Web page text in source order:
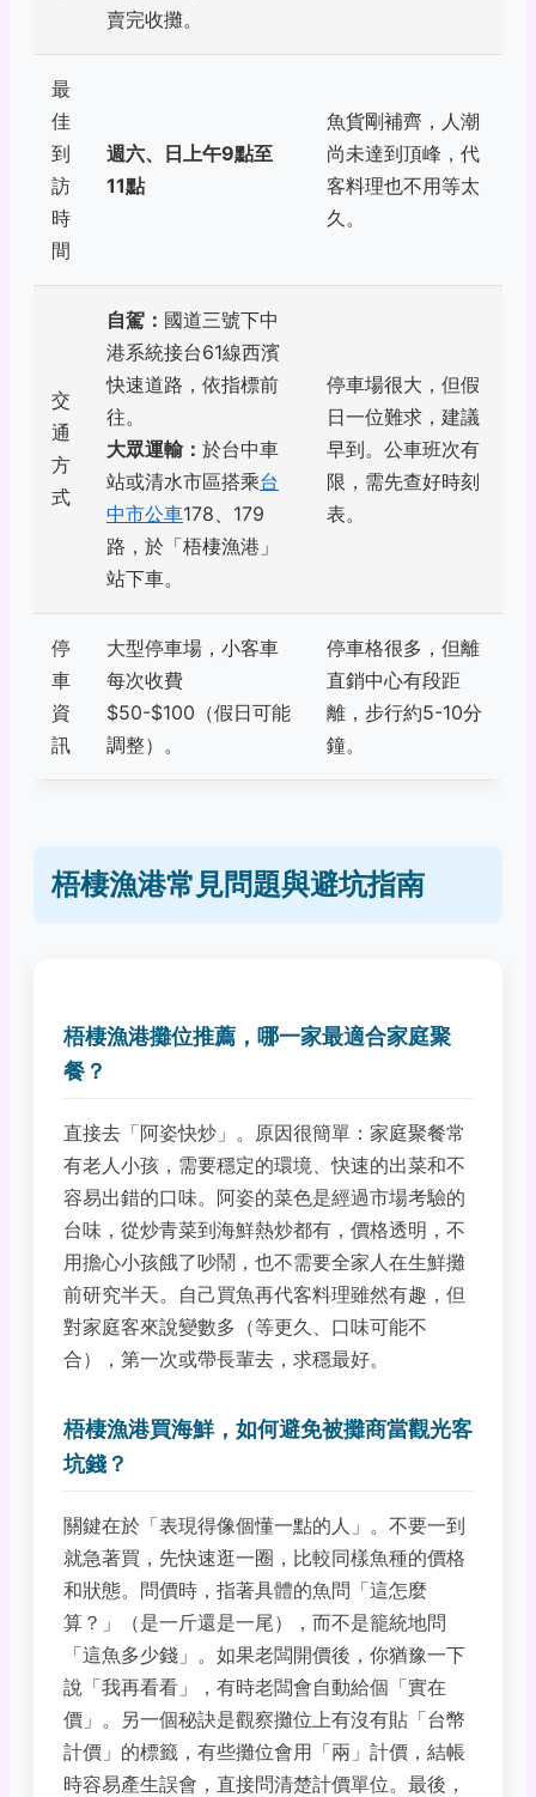
賣完收攤。
最
佳
到
訪
時
間
週六、日上午9點至
11點
魚貨剛補齊，人潮
尚未達到頂峰，代
客料理也不用等太
久。
交
通
方
式
自駕： 國道三號下中
港系統接台61線西濱
快速道路，依指標前
往。
大眾運輸： 於台中車
站或清水市區搭乘台
中市公車178、179
路，於「梧棲漁港」
站下車。
停車場很大，但假
日一位難求，建議
早到。公車班次有
限，需先查好時刻
表。
停
車
資
訊
大型停車場，小客車
每次收費
$50-$100（假日可能
調整）。
停車格很多，但離
直銷中心有段距
離，步行約5-10分
鐘。
梧棲漁港常見問題與避坑指南
梧棲漁港攤位推薦，哪一家最適合家庭聚
餐？
直接去「阿姿快炒」。原因很簡單：家庭聚餐常
有老人小孩，需要穩定的環境、快速的出菜和不
容易出錯的口味。阿姿的菜色是經過市場考驗的
台味，從炒青菜到海鮮熱炒都有，價格透明，不
用擔心小孩餓了吵鬧，也不需要全家人在生鮮攤
前研究半天。自己買魚再代客料理雖然有趣，但
對家庭客來說變數多（等更久、口味可能不
合），第一次或帶長輩去，求穩最好。
梧棲漁港買海鮮，如何避免被攤商當觀光客
坑錢？
關鍵在於「表現得像個懂一點的人」。不要一到
就急著買，先快速逛一圈，比較同樣魚種的價格
和狀態。問價時，指著具體的魚問「這怎麼
算？」（是一斤還是一尾），而不是籠統地問
「這魚多少錢」。如果老闆開價後，你猶豫一下
說「我再看看」，有時老闆會自動給個「實在
價」。另一個秘訣是觀察攤位上有沒有貼「台幣
計價」的標籤，有些攤位會用「兩」計價，結帳
時容易產生誤會，直接問清楚計價單位。最後，